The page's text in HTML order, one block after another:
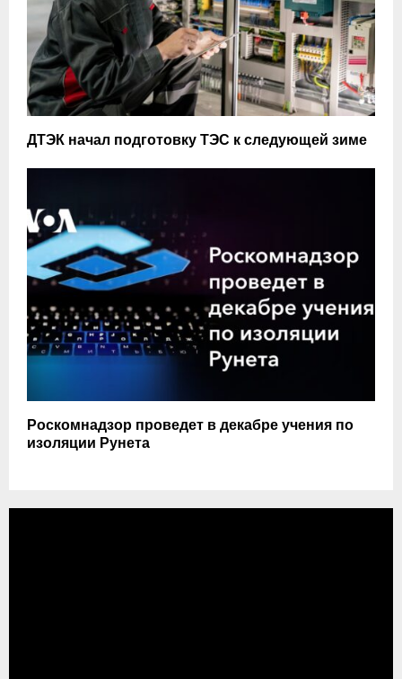
ДТЭК начал подготовку ТЭС к следующей зиме
Роскомнадзор проведет в декабре учения по
изоляции Рунета